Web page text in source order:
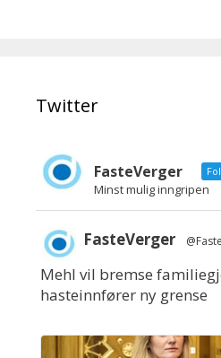
Twitter
FasteVerger
Minst mulig inngripen
;
FasteVerger
Mehl vil bremse
hasteinnfører ny grense